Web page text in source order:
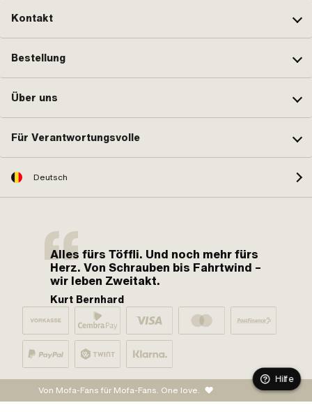
Kontakt
Bestellung
Über uns
Für Verantwortungsvolle
Deutsch
Alles fürs Töffli. Und noch mehr fürs
Herz. Von Schrauben bis Fahrtwind –
wir leben Zweitakt.
Kurt Bernhard
Von Mofa-Fans für Mofa-Fans. One love.
Hilfe